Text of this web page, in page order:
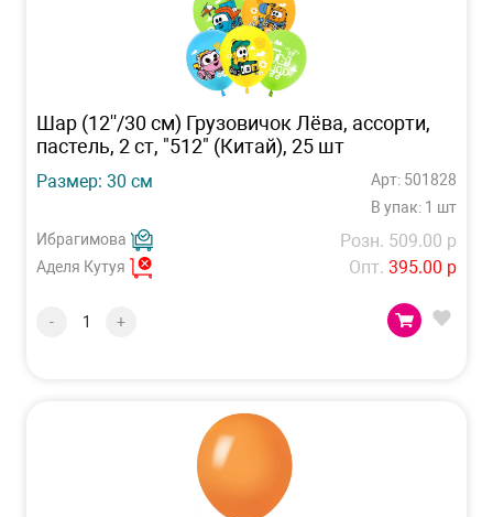
Шар (12''/30 см) Грузовичок Лёва, ассорти,
пастель, 2 ст, "512" (Китай), 25 шт
Размер: 30 см
Арт: 501828
В упак: 1 шт
Ибрагимова
Аделя Кутуя
Розн. 509.00 р
Опт. 395.00 р
- +